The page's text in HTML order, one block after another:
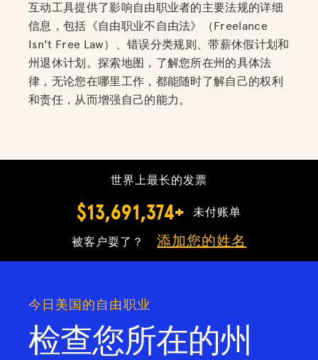
互动工具提供了影响自由职业者的主要法规的详细
信息，包括《自由职业不自由法》（Freelance
Isn't Free Law）、错误分类规则、带薪休假计划和
州退休计划。探索地图，了解您所在州的具体法
律，无论您在哪里工作，都能随时了解自己的权利
和责任，从而增强自己的能力。
世界上最长的发票
$13,691,374+ 未付账单
被客户耍了？ 添加您的姓名
今日美国的自由职业
检查您所在的州